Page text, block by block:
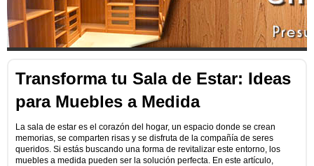
Transforma tu Sala de Estar: Ideas
para Muebles a Medida
La sala de estar es el corazón del hogar, un espacio donde se crean
memorias, se comparten risas y se disfruta de la compañía de seres
queridos. Si estás buscando una forma de revitalizar este entorno, los
muebles a medida pueden ser la solución perfecta. En este artículo,